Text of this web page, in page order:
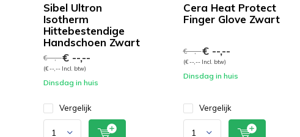
Sibel Ultron
Isotherm
Hittebestendige
Handschoen Zwart
€ --,--€ --,--
(€ --,-- Incl. btw)
Dinsdag in huis
Vergelijk
Cera Heat Protect
Finger Glove Zwart
€ --,--€ --,--
(€ --,-- Incl. btw)
Dinsdag in huis
Vergelijk